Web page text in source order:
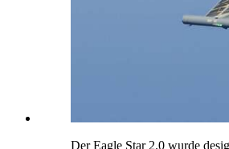
Der Eagle Star 2.0 wurde